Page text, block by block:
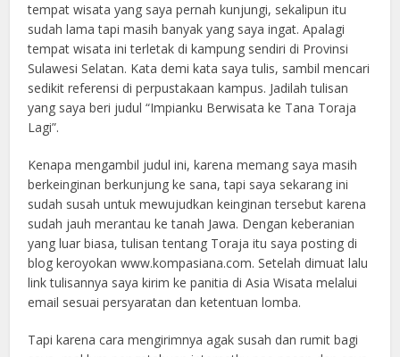
tempat wisata yang saya pernah kunjungi, sekalipun itu
sudah lama tapi masih banyak yang saya ingat. Apalagi
tempat wisata ini terletak di kampung sendiri di Provinsi
Sulawesi Selatan. Kata demi kata saya tulis, sambil mencari
sedikit referensi di perpustakaan kampus. Jadilah tulisan
yang saya beri judul “Impianku Berwisata ke Tana Toraja
Lagi”.
Kenapa mengambil judul ini, karena memang saya masih
berkeinginan berkunjung ke sana, tapi saya sekarang ini
sudah susah untuk mewujudkan keinginan tersebut karena
sudah jauh merantau ke tanah Jawa. Dengan keberanian
yang luar biasa, tulisan tentang Toraja itu saya posting di
blog keroyokan www.kompasiana.com. Setelah dimuat lalu
link tulisannya saya kirim ke panitia di Asia Wisata melalui
email sesuai persyaratan dan ketentuan lomba.
Tapi karena cara mengirimnya agak susah dan rumit bagi